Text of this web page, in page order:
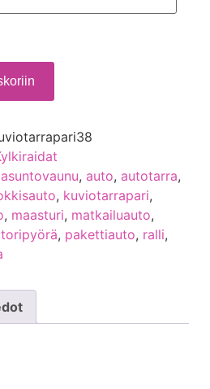
asuntovaunu, auto, autotarra,
, kuviotarrapari,
, maasturi, matkailuauto,
, pakettiauto, ralli,